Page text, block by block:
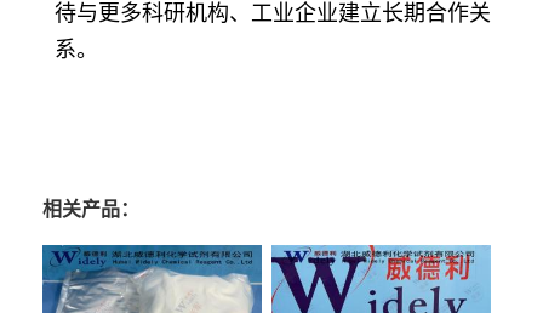
待与更多科研机构、工业企业建立长期合作关
系。
相关产品：